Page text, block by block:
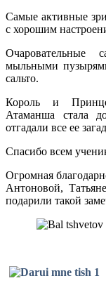
Самые активные
с хорошим
Очаровательные
мыльными
сальто.
Король и
Атаманша стала
отгадали все ее
Спасибо всем
Огромная
Антоновой,
подарили такой